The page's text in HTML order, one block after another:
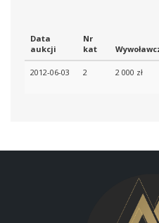
Data
aukcji
Nr
kat
2012-06-03 2 2 000 zł